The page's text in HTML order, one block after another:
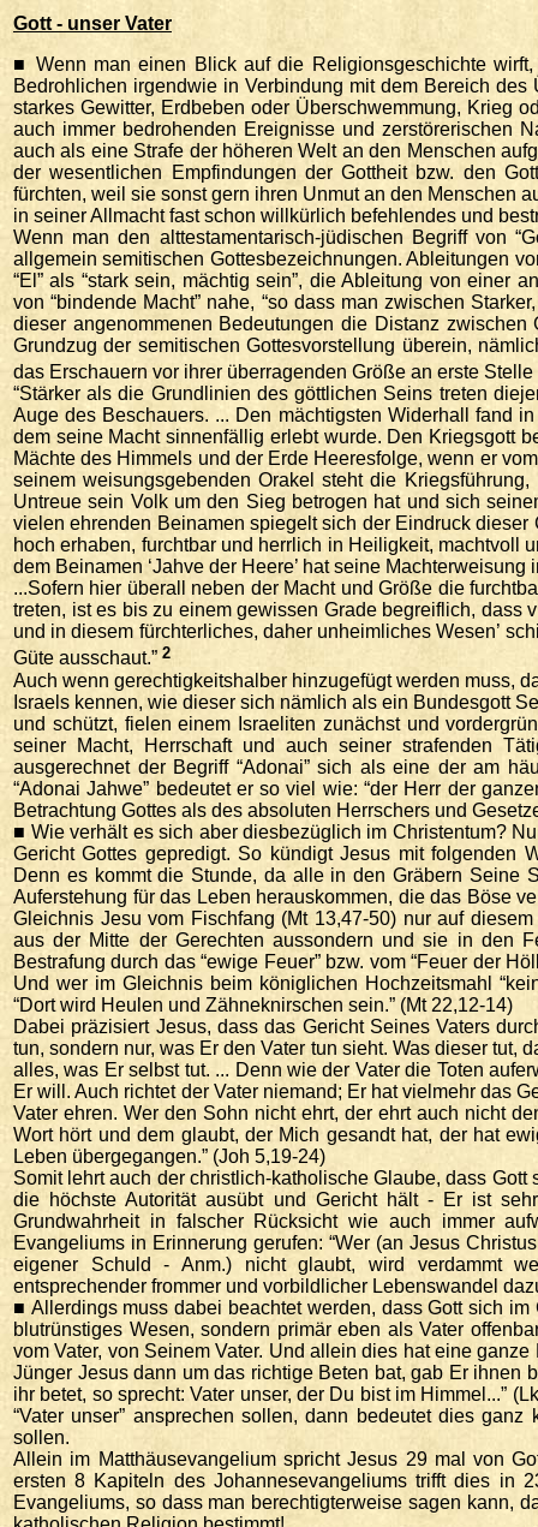
Gott - unser Vater
■ Wenn man einen Blick auf die Religionsgeschichte
Bedrohlichen irgendwie in Verbindung mit dem Bereich
starkes Gewitter, Erdbeben oder Überschwemmung, Krieg
auch immer bedrohenden Ereignisse und zerstörerischen
auch als eine Strafe der höheren Welt an den Menschen
der wesentlichen Empfindungen der Gottheit bzw. den
fürchten, weil sie sonst gern ihren Unmut an den Menschen
in seiner Allmacht fast schon willkürlich befehlendes und
Wenn man den alttestamentarisch-jüdischen Begriff von
allgemein semitischen Gottesbezeichnungen. Ableitungen
“El” als “stark sein, mächtig sein”, die Ableitung von einer
von “bindende Macht” nahe, “so dass man zwischen
dieser angenommenen Bedeutungen die Distanz
Grundzug der semitischen Gottesvorstellung überein,
das Erschauern vor ihrer überragenden Größe an erste Stelle
“Stärker als die Grundlinien des göttlichen Seins treten
Auge des Beschauers. ... Den mächtigsten Widerhall fand
dem seine Macht sinnenfällig erlebt wurde. Den Kriegsgott
Mächte des Himmels und der Erde Heeresfolge, wenn er
seinem weisungsgebenden Orakel steht die
Untreue sein Volk um den Sieg betrogen hat und sich
vielen ehrenden Beinamen spiegelt sich der Eindruck
hoch erhaben, furchtbar und herrlich in Heiligkeit, machtvoll
dem Beinamen ‘Jahve der Heere’ hat seine
...Sofern hier überall neben der Macht und Größe die
treten, ist es bis zu einem gewissen Grade begreiflich, dass
und in diesem fürchterliches, daher unheimliches Wesen’
Güte ausschaut.” 2
Auch wenn gerechtigkeitshalber hinzugefügt werden muss,
Israels kennen, wie dieser sich nämlich als ein Bundesgott
und schützt, fielen einem Israeliten zunächst und
seiner Macht, Herrschaft und auch seiner strafenden
ausgerechnet der Begriff “Adonai” sich als eine der am
“Adonai Jahwe” bedeutet er so viel wie: “der Herr der
Betrachtung Gottes als des absoluten Herrschers und
■ Wie verhält es sich aber diesbezüglich im Christentum?
Gericht Gottes gepredigt. So kündigt Jesus mit folgenden
Denn es kommt die Stunde, da alle in den Gräbern Seine
Auferstehung für das Leben herauskommen, die das Böse
Gleichnis Jesu vom Fischfang (Mt 13,47-50) nur auf
aus der Mitte der Gerechten aussondern und sie in den
Bestrafung durch das “ewige Feuer” bzw. vom “Feuer der
Und wer im Gleichnis beim königlichen Hochzeitsmahl
“Dort wird Heulen und Zähneknirschen sein.” (Mt 22,12-14)
Dabei präzisiert Jesus, dass das Gericht Seines Vaters
tun, sondern nur, was Er den Vater tun sieht. Was dieser tut,
alles, was Er selbst tut. ... Denn wie der Vater die Toten
Er will. Auch richtet der Vater niemand; Er hat vielmehr das
Vater ehren. Wer den Sohn nicht ehrt, der ehrt auch nicht
Wort hört und dem glaubt, der Mich gesandt hat, der hat
Leben übergegangen.” (Joh 5,19-24)
Somit lehrt auch der christlich-katholische Glaube, dass
die höchste Autorität ausübt und Gericht hält - Er ist
Grundwahrheit in falscher Rücksicht wie auch immer
Evangeliums in Erinnerung gerufen: “Wer (an Jesus
eigener Schuld - Anm.) nicht glaubt, wird verdammt
entsprechender frommer und vorbildlicher Lebenswandel
■ Allerdings muss dabei beachtet werden, dass Gott sich
blutrünstiges Wesen, sondern primär eben als Vater
vom Vater, von Seinem Vater. Und allein dies hat eine
Jünger Jesus dann um das richtige Beten bat, gab Er ihnen
ihr betet, so sprecht: Vater unser, der Du bist im Himmel...”
“Vater unser” ansprechen sollen, dann bedeutet dies
sollen.
Allein im Matthäusevangelium spricht Jesus 29 mal von
ersten 8 Kapiteln des Johannesevangeliums trifft dies in
Evangeliums, so dass man berechtigterweise sagen kann,